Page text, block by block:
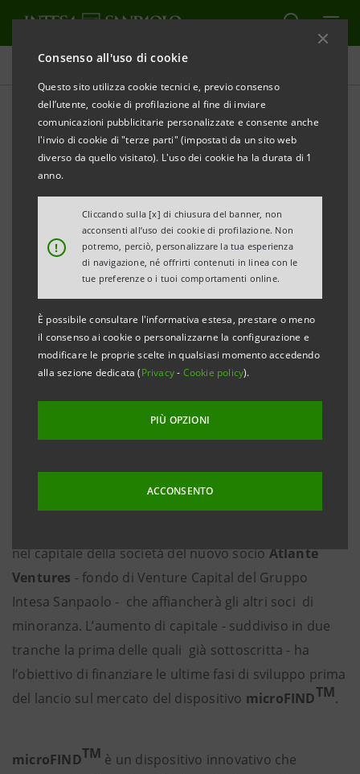
Consenso all'uso di cookie
Questo sito utilizza cookie tecnici e, previo consenso
dell’utente, cookie di profilazione al fine di inviare
comunicazioni pubblicitarie personalizzate e consente anche
l'invio di cookie di "terze parti" (impostati da un sito web
diverso da quello visitato). L'uso dei cookie ha la durata di 1
anno.
!
Cliccando sulla [x] di chiusura del banner, non
acconsenti all’uso dei cookie di profilazione. Non
potremo, perciò, personalizzare la tua esperienza
di navigazione, né offrirti contenuti in linea con le
tue preferenze o i tuoi comportamenti online.
È possibile consultare l'informativa estesa, prestare o meno
il consenso ai cookie o personalizzarne la configurazione e
modificare le proprie scelte in qualsiasi momento accedendo
alla sezione dedicata (Privacy- Cookie policy).
PIÙ OPZIONI
ACCONSENTO
Comunicati stampa
STAMPA AGGIORNA
Atlante Ventures entra nel capitale di Tethis
CONCLUSO AUMENTO DI CAPITALE DA 3 MILIONI DI
EURO PER FINANZIARE LE ULTIME FASI DI SVILUPPO
DI UN INNOVATIVO DISPOSITIVO DIAGNOSTICO,
PER COMBATTERE I TUMORI ATTRAVERSO LE
NANOTECNOLOGIE
nel capitale della società del nuovo socioAtlante
Ventures - fondo di Venture Capital del Gruppo
Intesa Sanpaolo - che affiancherà gli altri soci di
minoranza. L’aumento di capitale - suddiviso in due
tranche la prima delle quali già sottoscritta - ha
l’obiettivo di finanziare le ultime fasi di sviluppo prima
del lancio sul mercato del dispositivo microFINDTM.
microFINDTM è un dispositivo innovativo che